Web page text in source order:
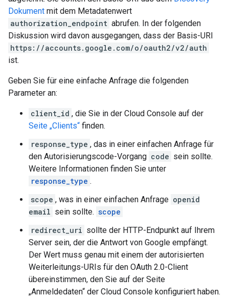
Dokument mit dem Metadatenwert
authorization_endpoint abrufen. In der folgenden
Diskussion wird davon ausgegangen, dass der Basis-URI
https://accounts.google.com/o/oauth2/v2/auth
ist.
Geben Sie für eine einfache Anfrage die folgenden
Parameter an:
client_id , die Sie in der Cloud Console auf der
Seite „Clients“ finden.
response_type , das in einer einfachen Anfrage für
den Autorisierungscode-Vorgang code sein sollte.
Weitere Informationen finden Sie unter
response_type .
scope , was in einer einfachen Anfrage openid
email sein sollte. scope
redirect_uri sollte der HTTP-Endpunkt auf Ihrem
Server sein, der die Antwort von Google empfängt.
Der Wert muss genau mit einem der autorisierten
Weiterleitungs-URIs für den OAuth 2.0-Client
übereinstimmen, den Sie auf der Seite
„Anmeldedaten“ der Cloud Console konfiguriert haben.